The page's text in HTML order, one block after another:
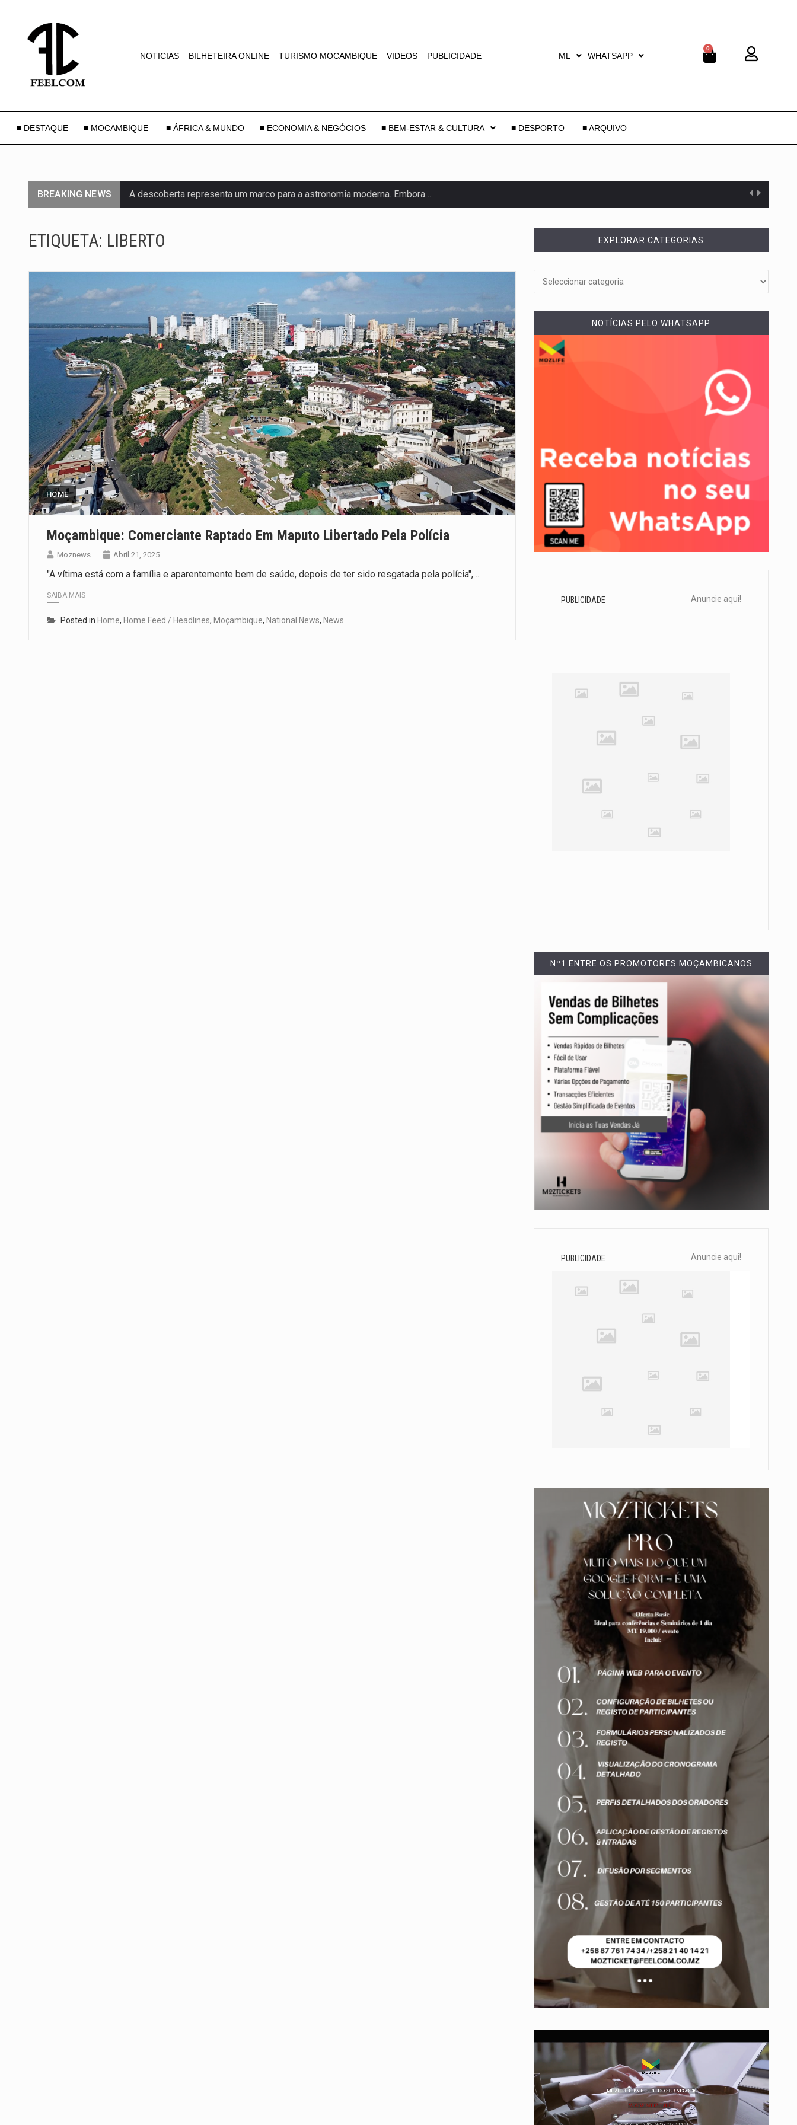
NOTICIAS BILHETEIRA ONLINE TURISMO MOCAMBIQUE VIDEOS PUBLICIDADE ML WHATSAPP
0
■ DESTAQUE ■ MOCAMBIQUE ■ ÁFRICA & MUNDO ■ ECONOMIA & NEGÓCIOS ■ BEM-ESTAR & CULTURA ■ DESPORTO ■ ARQUIVO
BREAKING NEWS A descoberta representa um marco para a astronomia moderna. Embora…
De acordo com as autoridades de saúde da Faixa de…
Um dos casos mais graves envolveu a residência de Sam…
A cidade de Bunia, capital da província de Ituri, tornou-se…
O pagamento marca o desfecho de um dos processos mais…
O programa, cuja implementação está prevista entre abril de 2026…
A nova legislação estabelece um prazo de 180 dias para…
O Departamento de Estado norte-americano confirmou que cidadãos dos Estados…
A final coloca frente a frente duas equipas que chegaram…
ETIQUETA: LIBERTO
HOME
Moçambique: Comerciante Raptado Em Maputo Libertado Pela Polícia
Moznews Abril 21, 2025
"A vítima está com a família e aparentemente bem de saúde, depois de ter sido resgatada pela polícia",…
SAIBA MAIS
Posted in Home, Home Feed / Headlines, Moçambique, National News, News
EXPLORAR CATEGORIAS
NOTÍCIAS PELO WHATSAPP
PUBLICIDADE Anuncie aqui!
Nº1 ENTRE OS PROMOTORES MOÇAMBICANOS
PUBLICIDADE Anuncie aqui!